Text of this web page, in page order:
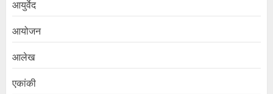
आयुर्वेद
आयोजन
आलेख
एकांकी